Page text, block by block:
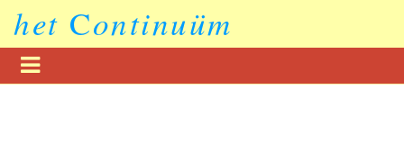
het Continuüm